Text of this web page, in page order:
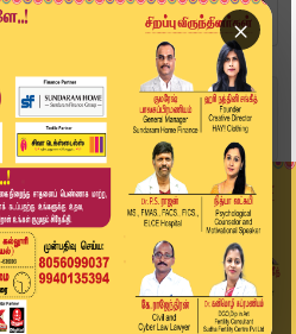
×
ஏற்பாடு | CM V...